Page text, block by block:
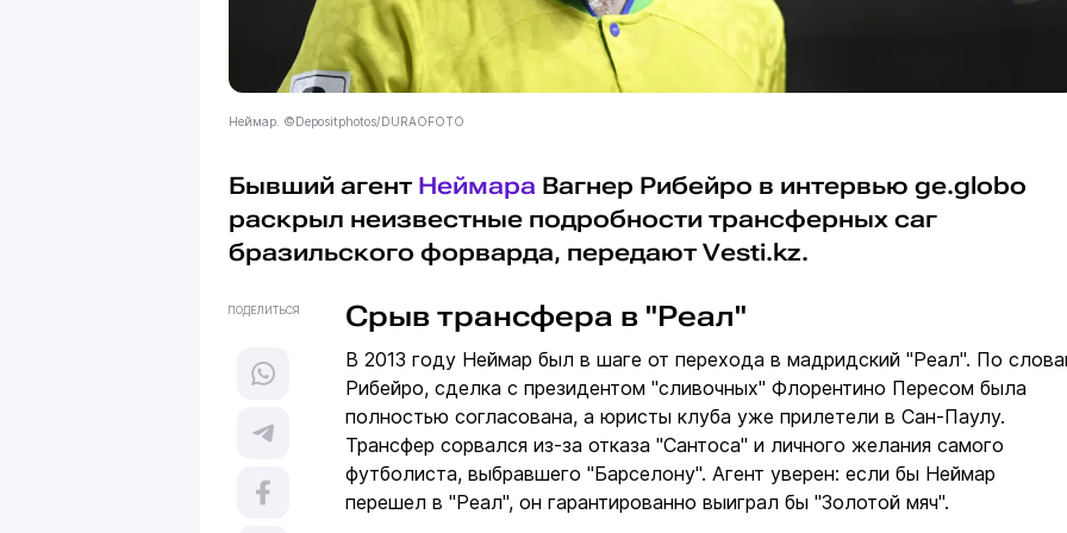
Неймар. ©Depositphotos/DURAOFOTO
Бывший агент Неймара Вагнер Рибейро в интервью ge.globo
раскрыл неизвестные подробности трансферных саг
бразильского форварда, передают Vesti.kz.
ПОДЕЛИТЬСЯ Срыв трансфера в "Реал"
В 2013 году Неймар был в шаге от перехода в мадридский "Реал". По
Рибейро, сделка с президентом "сливочных" Флорентино Пересом была
полностью согласована, а юристы клуба уже прилетели в Сан-Паулу.
Трансфер сорвался из-за отказа "Сантоса" и личного желания самого
футболиста, выбравшего "Барселону". Агент уверен: если бы Неймар
перешел в "Реал", он гарантированно выиграл бы "Золотой мяч".